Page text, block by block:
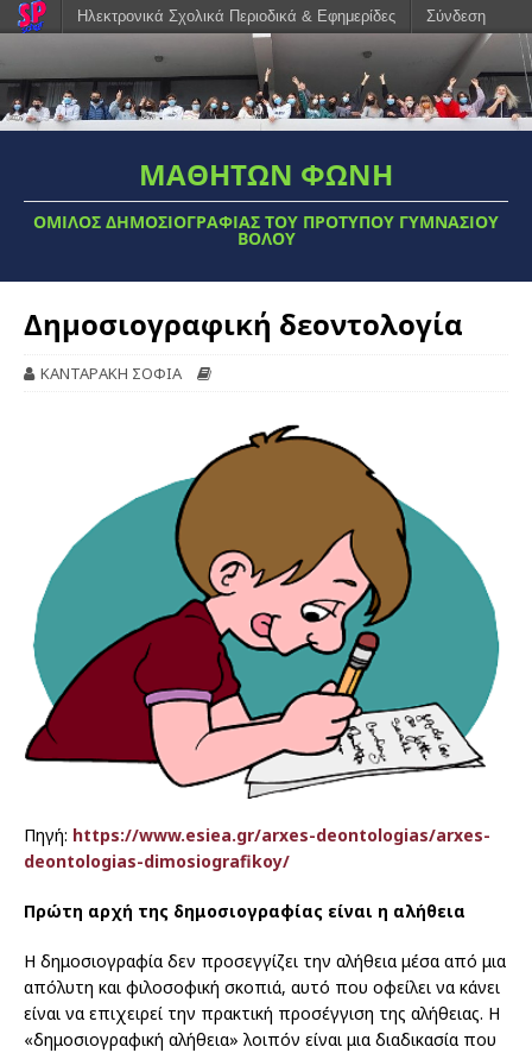
ΜΑΘΗΤΩΝ ΦΩΝΗ
ΟΜΙΛΟΣ ΔΗΜΟΣΙΟΓΡΑΦΊΑΣ ΤΟΥ ΠΡΌΤΥΠΟΥ ΓΥΜΝΑΣΊΟΥ
ΒΌΛΟΥ
Δημοσιογραφική δεοντολογία
ΚΑΝΤΑΡΑΚΗ ΣΟΦΙΑ
Πηγή: https://www.esiea.gr/arxes-deontologias/arxes-
deontologias-dimosiografikoy/
Πρώτη αρχή της δημοσιογραφίας είναι η αλήθεια
Η δημοσιογραφία δεν προσεγγίζει την αλήθεια μέσα από μια
απόλυτη και φιλοσοφική σκοπιά, αυτό που οφείλει να κάνει
είναι να επιχειρεί την πρακτική προσέγγιση της αλήθειας. Η
«δημοσιογραφική αλήθεια» λοιπόν είναι μια διαδικασία που
Ηλεκτρονικά Σχολικά Περιοδικά & Εφημερίδες Σύνδεση